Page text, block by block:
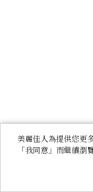
美麗佳人為提供您更
「我同意」而繼續瀏